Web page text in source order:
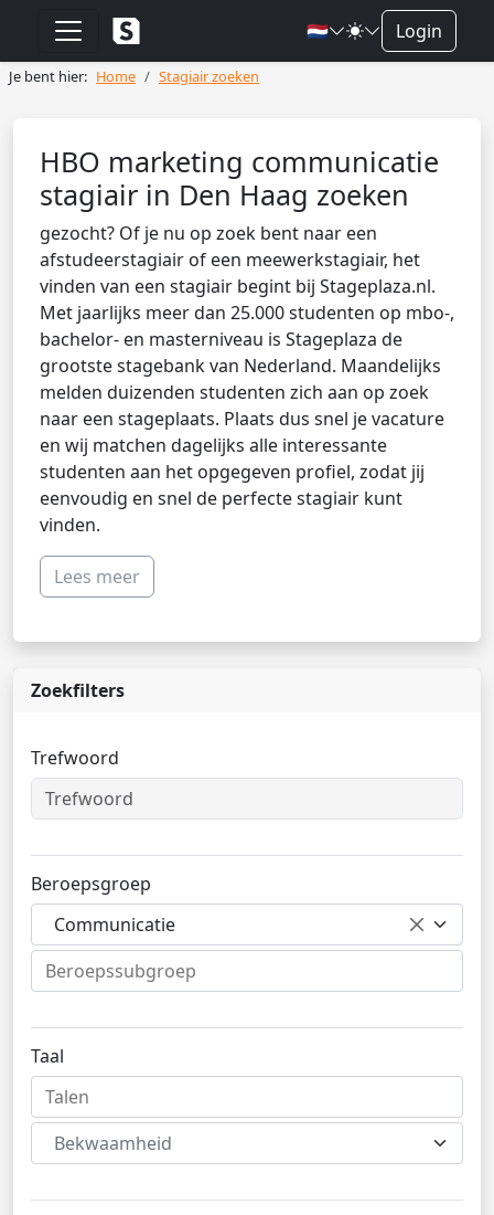
🇳🇱 Login
Je bent hier: Home Stagiair zoeken
HBO marketing communicatie
stagiair in Den Haag zoeken
gezocht? Of je nu op zoek bent naar een
afstudeerstagiair of een meewerkstagiair, het
vinden van een stagiair begint bij Stageplaza.nl.
Met jaarlijks meer dan 25.000 studenten op mbo-,
bachelor- en masterniveau is Stageplaza de
grootste stagebank van Nederland. Maandelijks
melden duizenden studenten zich aan op zoek
naar een stageplaats. Plaats dus snel je vacature
en wij matchen dagelijks alle interessante
studenten aan het opgegeven profiel, zodat jij
eenvoudig en snel de perfecte stagiair kunt
vinden.
Lees meer
Zoekfilters
Trefwoord
Beroepsgroep
Communicatie
Taal
Bekwaamheid